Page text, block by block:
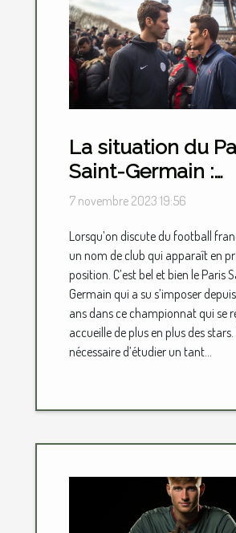
La situation du
Saint-Germain :
parlons-en !
7 novembre 2023 19:56
Lorsqu’on discute du football
un nom de club qui apparaît en
position. C’est bel et bien le Paris
Germain qui a su s’imposer
ans dans ce championnat qui se
accueille de plus en plus des
nécessaire d’étudier un tant...